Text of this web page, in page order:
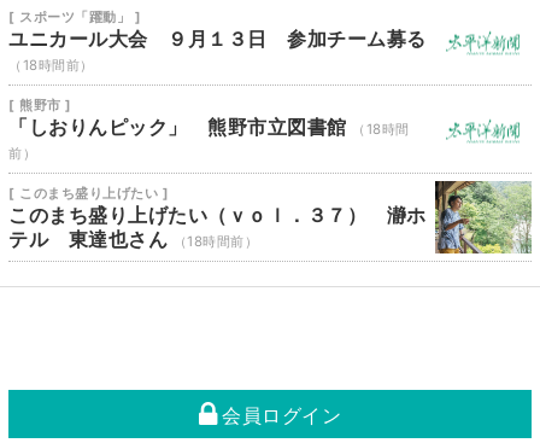
[ スポーツ「躍動」 ]
ユニカール大会 ９月１３日 参加チーム募る
（18時間前）
[ 熊野市 ]
「しおりんピック」 熊野市立図書館
（18時間
前）
[ このまち盛り上げたい ]
このまち盛り上げたい（ｖｏｌ．３７） 瀞ホ
テル 東達也さん
（18時間前）
会員ログイン